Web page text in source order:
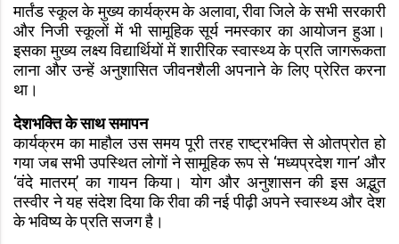
मार्तंड स्कूल के मुख्य कार्यक्रम के अलावा, रीवा जिले के सभी सरकारी
और निजी स्कूलों में भी सामूहिक सूर्य नमस्कार का आयोजन हुआ।
इसका मुख्य लक्ष्य विद्यार्थियों में शारीरिक स्वास्थ्य के प्रति जागरूकता
लाना और उन्हें अनुशासित जीवनशैली अपनाने के लिए प्रेरित करना
था।
देशभक्ति के साथ समापन
कार्यक्रम का माहौल उस समय पूरी तरह राष्ट्रभक्ति से ओतप्रोत हो
गया जब सभी उपस्थित लोगों ने सामूहिक रूप से ‘मध्यप्रदेश गान’ और
‘वंदे मातरम्’ का गायन किया। योग और अनुशासन की इस अद्भुत
तस्वीर ने यह संदेश दिया कि रीवा की नई पीढ़ी अपने स्वास्थ्य और देश
के भविष्य के प्रति सजग है।